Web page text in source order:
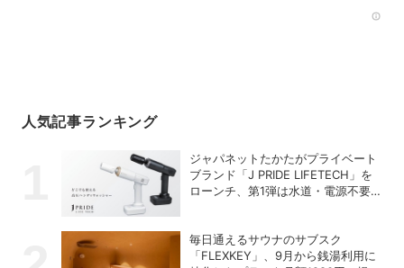
人気記事ランキング
ジャパネットたかたがプライベート
ブランド「J PRIDE LIFETECH」を
ローンチ、第1弾は水道・電源不要
毎日通えるサウナのサブスク
「FLEXKEY」、9月から銭湯利用に